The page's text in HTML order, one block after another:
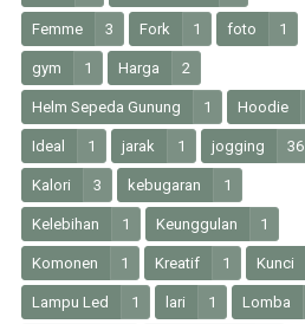
Femme 3 Fork 1 foto 1
gym 1 Harga 2
Helm Sepeda Gunung 1 Hoodie
Ideal 1 jarak 1 jogging 36
Kalori 3 kebugaran 1
Kelebihan 1 Keunggulan 1
Komonen 1 Kreatif 1 Kunci
Lampu Led 1 lari 1 Lomba